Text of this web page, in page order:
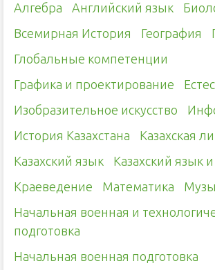
Алгебра
Английский язык
Всемирная История
География
Глобальные компетенции
Графика и проектирование
Изобразительное искусство
История Казахстана
Казахская
Казахский язык
Казахский язык
Краеведение
Математика
Начальная военная и
подготовка
Начальная военная подготовка